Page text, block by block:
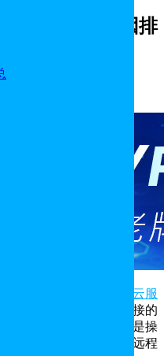
怎么操作及原因排
作？在国内或者是
国外云服
清导致云服务器远程连接的
务器配置问题，亦或者是操
特定步骤排查云服务器远程